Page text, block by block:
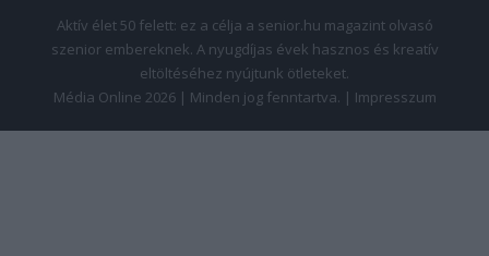
Aktív élet 50 felett: ez a célja a senior.hu magazint olvasó
szenior embereknek. A nyugdíjas évek hasznos és kreatív
eltöltéséhez nyújtunk ötleteket.
Média Online 2026 | Minden jog fenntartva. | Impresszum